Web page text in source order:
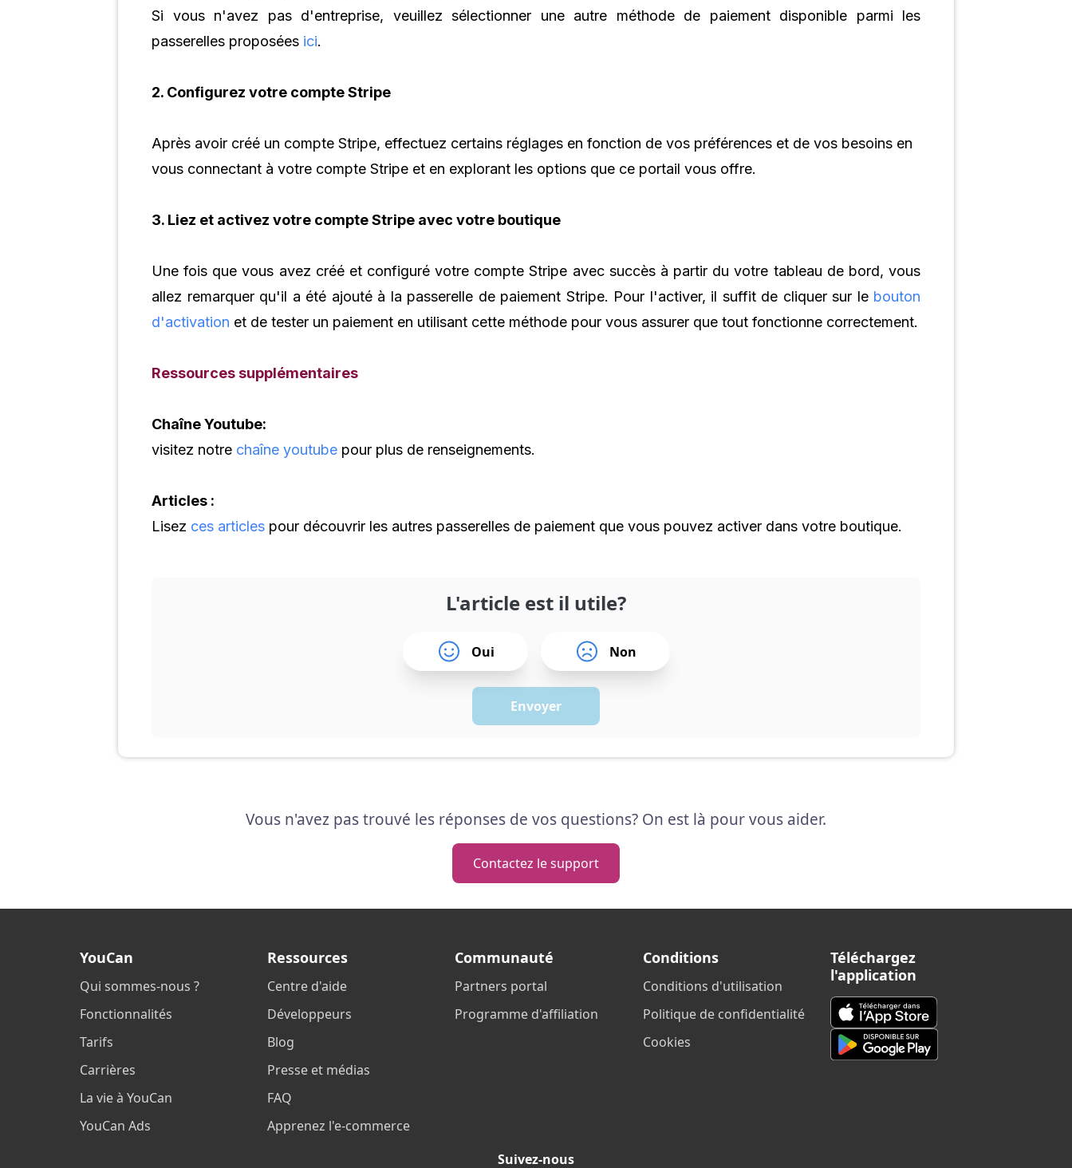
Si vous n'avez pas d'entreprise, veuillez sélectionner une autre méthode de paiement disponible parmi les
passerelles proposées ici.
2. Configurez votre compte Stripe
Après avoir créé un compte Stripe, effectuez certains réglages en fonction de vos préférences et de vos besoins en
vous connectant à votre compte Stripe et en explorant les options que ce portail vous offre.
3. Liez et activez votre compte Stripe avec votre boutique
Une fois que vous avez créé et configuré votre compte Stripe avec succès à partir du votre tableau de bord, vous
allez remarquer qu'il a été ajouté à la passerelle de paiement Stripe. Pour l'activer, il suffit de cliquer sur le bouton
d'activation et de tester un paiement en utilisant cette méthode pour vous assurer que tout fonctionne correctement.
Ressources supplémentaires
Chaîne Youtube:
visitez notre chaîne youtube pour plus de renseignements.
Articles :
Lisez ces articles pour découvrir les autres passerelles de paiement que vous pouvez activer dans votre boutique.
L'article est il utile?
Oui Non
Envoyer
Vous n'avez pas trouvé les réponses de vos questions? On est là pour vous aider.
Contactez le support
YouCan
Qui sommes-nous ?
Fonctionnalités
Tarifs
Carrières
La vie à YouCan
YouCan Ads
Ressources
Centre d'aide
Développeurs
Blog
Presse et médias
FAQ
Apprenez l'e-commerce
Communauté
Partners portal
Programme d'affiliation
Conditions
Conditions d'utilisation
Politique de confidentialité
Cookies
Téléchargez
l'application
Suivez-nous